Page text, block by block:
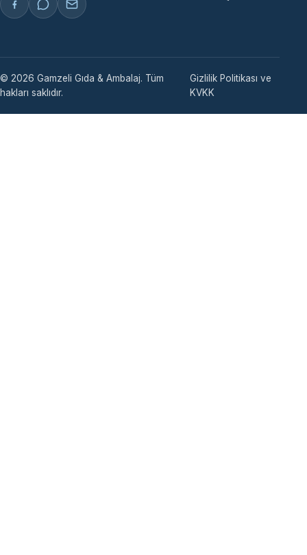
© 2026 Gamzeli Gıda & Ambalaj. Tüm
hakları saklıdır.
Gizlilik Politikası ve
KVKK